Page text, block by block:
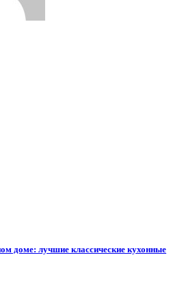
доме: лучшие классические кухонные